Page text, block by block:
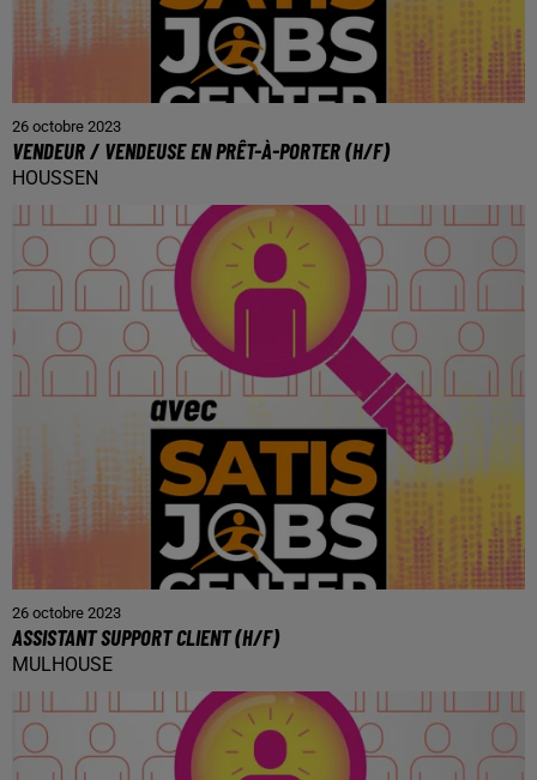
26 octobre 2023
VENDEUR / VENDEUSE EN PRÊT-À-PORTER (H/F)
HOUSSEN
26 octobre 2023
ASSISTANT SUPPORT CLIENT (H/F)
MULHOUSE